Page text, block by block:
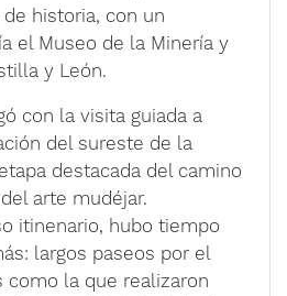
historia, con un
el Museo de la Minería y
y León.
con la visita guiada a
del sureste de la
destacada del camino
arte mudéjar.
itinenario, hubo tiempo
largos paseos por el
como la que realizaron